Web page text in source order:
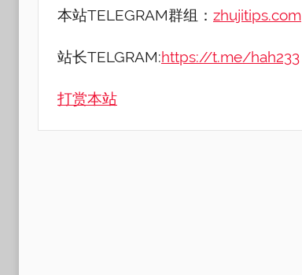
本站TELEGRAM群组： zhujitips.com
站长TELGRAM:https://t.me/hah233
打赏本站